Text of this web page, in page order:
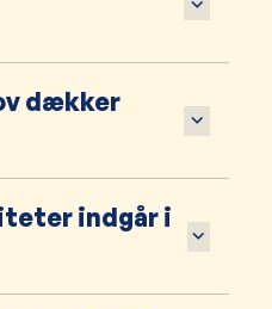
dækker
indgår i